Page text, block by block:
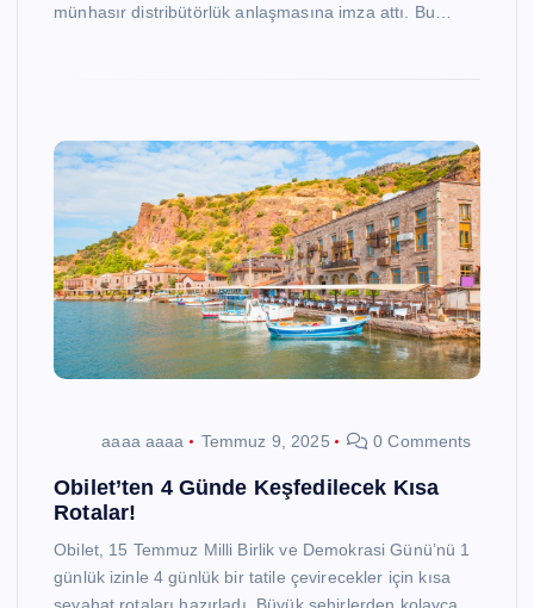
münhasır distribütörlük anlaşmasına imza attı. Bu…
aaaa aaaa Temmuz 9, 2025 0 Comments
Obilet’ten 4 Günde Keşfedilecek Kısa
Rotalar!
Obilet, 15 Temmuz Milli Birlik ve Demokrasi Günü’nü 1
günlük izinle 4 günlük bir tatile çevirecekler için kısa